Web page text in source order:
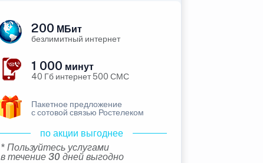
200 МБит
безлимитный интернет
1 000 минут
40 Гб интернет 500 СМС
Пакетное предложение
с сотовой связью Ростелеком
по акции выгоднее
* Пользуйтесь услугами
в течение 30 дней выгодно